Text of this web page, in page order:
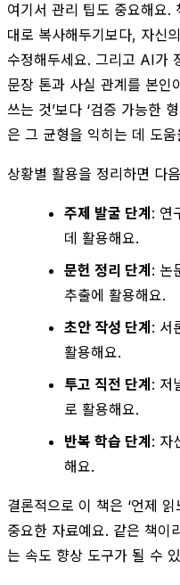
여기서 관리 팁도 중요해요.
대로 복사해두기보다, 자신
수정해두세요. 그리고 AI가
문장 톤과 사실 관계를 본인
쓰는 것’보다 ‘검증 가능한
은 그 균형을 익히는 데 도
상황별 활용을 정리하면 다
주제 발굴 단계 : 연
데 활용해요.
문헌 정리 단계 : 논
추출에 활용해요.
초안 작성 단계 : 서
활용해요.
투고 직전 단계 : 저
로 활용해요.
반복 학습 단계 : 자
해요.
결론적으로 이 책은 ‘언제 읽
중요한 자료예요. 같은 책이
는 속도 향상 도구가 될 수